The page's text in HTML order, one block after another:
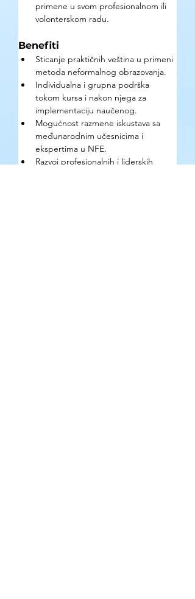
primene u svom profesionalnom ili
volonterskom radu.
Benefiti
Sticanje praktičnih veština u primeni
metoda neformalnog obrazovanja.
Individualna i grupna podrška
tokom kursa i nakon njega za
implementaciju naučenog.
Mogućnost razmene iskustava sa
međunarodnim učesnicima i
ekspertima u NFE.
Razvoj profesionalnih i liderskih